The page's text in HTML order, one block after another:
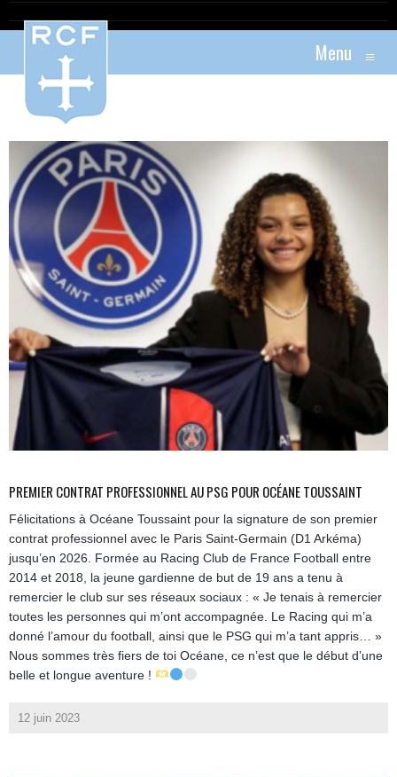
Menu ≡
PREMIER CONTRAT PROFESSIONNEL AU PSG POUR OCÉANE TOUSSAINT
Félicitations à Océane Toussaint pour la signature de son premier
contrat professionnel avec le Paris Saint-Germain (D1 Arkéma)
jusqu’en 2026. Formée au Racing Club de France Football entre
2014 et 2018, la jeune gardienne de but de 19 ans a tenu à
remercier le club sur ses réseaux sociaux : « Je tenais à remercier
toutes les personnes qui m’ont accompagnée. Le Racing qui m’a
donné l’amour du football, ainsi que le PSG qui m’a tant appris… »
Nous sommes très fiers de toi Océane, ce n’est que le début d’une
belle et longue aventure !
12 juin 2023